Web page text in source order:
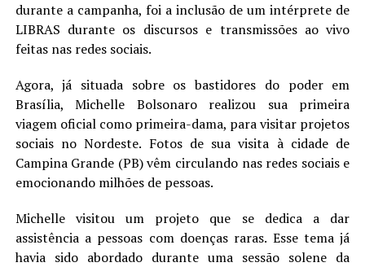
LANÇAMENTOS
durante a campanha, foi a inclusão de um intérprete de
LIBRAS durante os discursos e transmissões ao vivo
feitas nas redes sociais.
Agora, já situada sobre os bastidores do poder em
Brasília, Michelle Bolsonaro realizou sua primeira
viagem oficial como primeira-dama, para visitar projetos
sociais no Nordeste. Fotos de sua visita à cidade de
Campina Grande (PB) vêm circulando nas redes sociais e
emocionando milhões de pessoas.
Michelle visitou um projeto que se dedica a dar
assistência a pessoas com doenças raras. Esse tema já
havia sido abordado durante uma sessão solene da